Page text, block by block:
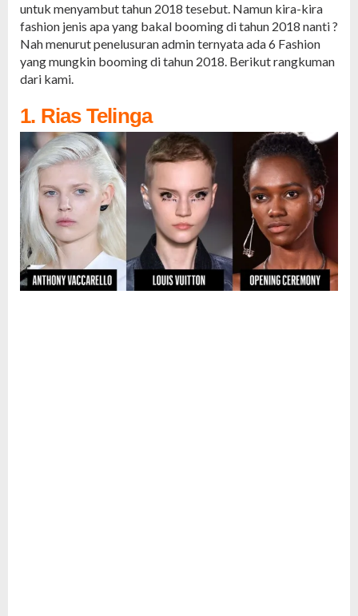
untuk menyambut tahun 2018 tesebut. Namun kira-kira
fashion jenis apa yang bakal booming di tahun 2018 nanti ?
Nah menurut penelusuran admin ternyata ada 6 Fashion
yang mungkin booming di tahun 2018. Berikut rangkuman
dari kami.
1. Rias Telinga